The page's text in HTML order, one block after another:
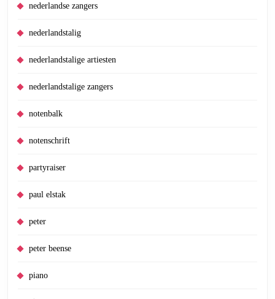
nederlandse zangers
nederlandstalig
nederlandstalige artiesten
nederlandstalige zangers
notenbalk
notenschrift
partyraiser
paul elstak
peter
peter beense
piano